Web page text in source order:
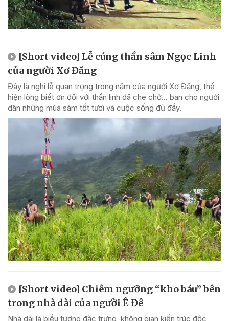
[Short video] Lễ cúng thần sâm Ngọc Linh
của người Xơ Đăng
Đây là nghi lễ quan trọng trong năm của người Xơ Đăng, thể
hiện lòng biết ơn đối với thần linh đã che chở... ban cho người
dân những mùa sâm tốt tươi và cuộc sống đủ đầy.
[Short video] Chiêm ngưỡng “kho báu” bên
trong nhà dài của người Ê Đê
Nhà dài là biểu tượng đặc trưng, không gian kiến trúc độc